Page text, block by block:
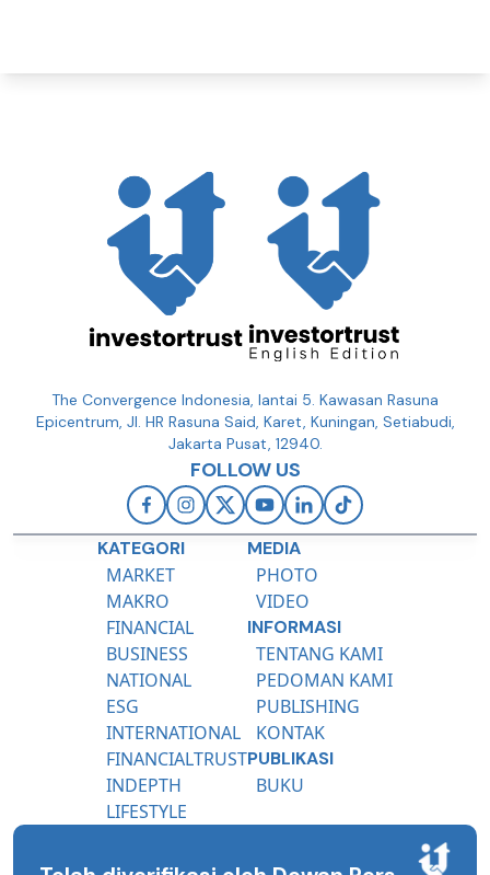
The Convergence Indonesia, lantai 5. Kawasan Rasuna
Epicentrum, Jl. HR Rasuna Said, Karet, Kuningan, Setiabudi,
Jakarta Pusat, 12940.
FOLLOW US
KATEGORI
MARKET
MAKRO
FINANCIAL
BUSINESS
NATIONAL
ESG
INTERNATIONAL
FINANCIALTRUST
INDEPTH
LIFESTYLE
MEDIA
PHOTO
VIDEO
INFORMASI
TENTANG KAMI
PEDOMAN KAMI
PUBLISHING
KONTAK
PUBLIKASI
BUKU